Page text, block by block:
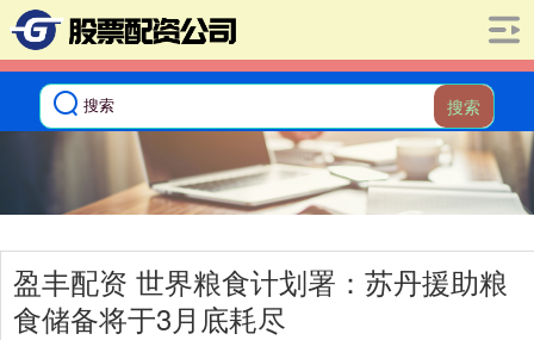
搜索
盈丰配资 世界粮食计划署：苏丹援助粮
食储备将于3月底耗尽